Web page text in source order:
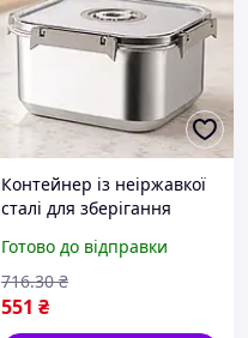
Контейнер із неіржавкої
сталі для зберігання
поживний контейнер із
кришкою/Контейнер для
продуктів
Готово до відправки
551 ₴
716.30 ₴